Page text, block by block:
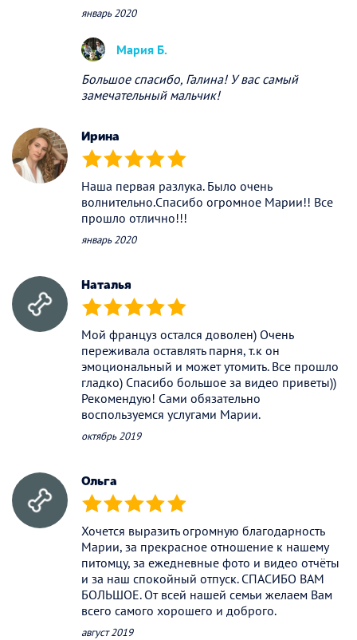
январь 2020
Мария Б.
Большое спасибо, Галина! У вас самый
замечательный мальчик!
Ирина
(*) (*) (*) (*) (*)
Наша первая разлука. Было очень
волнительно.Спасибо огромное Марии!! Все
прошло отлично!!!
январь 2020
Наталья
(*) (*) (*) (*) (*)
Мой француз остался доволен) Очень
переживала оставлять парня, т.к он
эмоциональный и может утомить. Все прошло
гладко) Спасибо большое за видео приветы))
Рекомендую! Сами обязательно
воспользуемся услугами Марии.
октябрь 2019
Ольга
(*) (*) (*) (*) (*)
Хочется выразить огромную благодарность
Марии, за прекрасное отношение к нашему
питомцу, за ежедневные фото и видео отчёты
и за наш спокойный отпуск. СПАСИБО ВАМ
БОЛЬШОЕ. От всей нашей семьи желаем Вам
всего самого хорошего и доброго.
август 2019